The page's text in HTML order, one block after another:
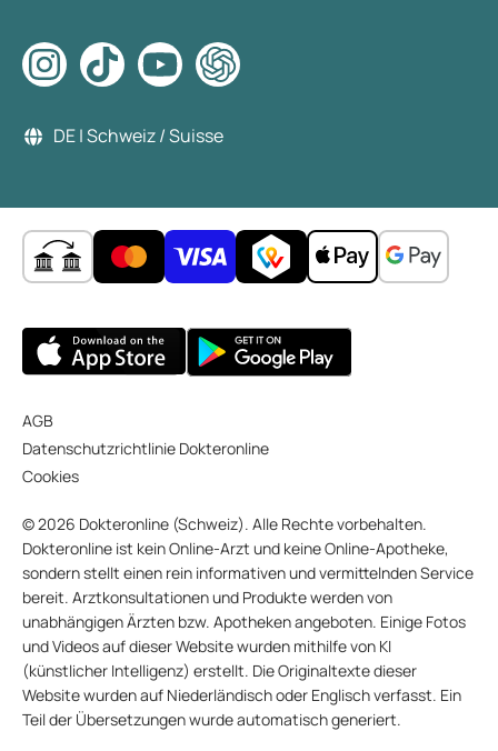
DE | Schweiz / Suisse
AGB
Datenschutzrichtlinie Dokteronline
Cookies
© 2026 Dokteronline (Schweiz). Alle Rechte vorbehalten.
Dokteronline ist kein Online-Arzt und keine Online-Apotheke,
sondern stellt einen rein informativen und vermittelnden Service
bereit. Arztkonsultationen und Produkte werden von
unabhängigen Ärzten bzw. Apotheken angeboten. Einige Fotos
und Videos auf dieser Website wurden mithilfe von KI
(künstlicher Intelligenz) erstellt. Die Originaltexte dieser
Website wurden auf Niederländisch oder Englisch verfasst. Ein
Teil der Übersetzungen wurde automatisch generiert.